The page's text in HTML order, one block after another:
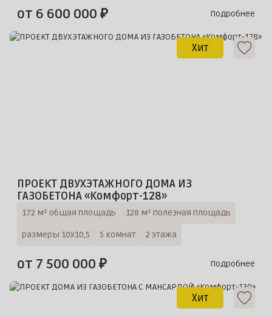
от 6 600 000 ₽ Подробнее
Хит
ПРОЕКТ ДВУХЭТАЖНОГО ДОМА ИЗ
ГАЗОБЕТОНА «Комфорт-128»
172 м² общая площадь 128 м² полезная площадь
размеры 10х10,5 5 комнат 2 этажа
от 7 500 000 ₽ Подробнее
Хит